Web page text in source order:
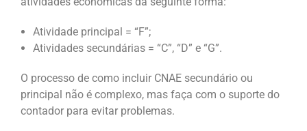
Atividade principal = “F”;
Atividades secundárias = “C”, “D” e “G”.
O processo de como incluir CNAE secundário ou
principal não é complexo, mas faça com o suporte do
contador para evitar problemas.